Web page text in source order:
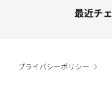
最近チ
プライバシーポリシー